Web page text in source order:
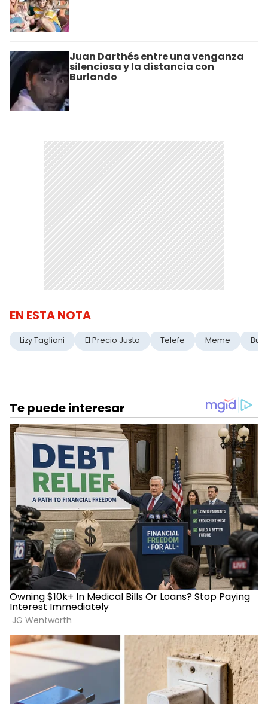
Juan Darthés entre una venganza
silenciosa y la distancia con
Burlando
EN ESTA NOTA
Lizy Tagliani El Precio Justo Telefe Meme